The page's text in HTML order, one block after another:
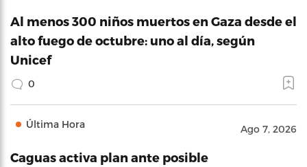
Al menos 300 niños muertos en Gaza desde el
alto fuego de octubre: uno al día, según
Unicef
0
Última Hora Ago 7, 2026
Caguas activa plan ante posible